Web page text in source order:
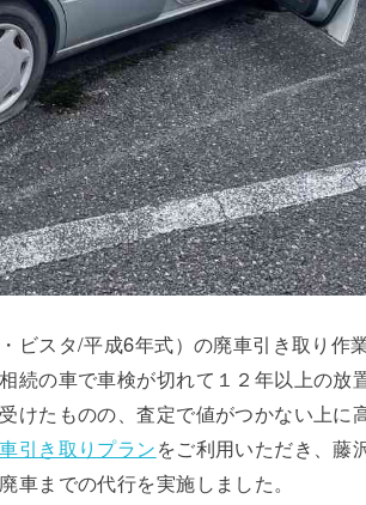
ビスタ/平成6年式）の廃車引き取り作
の車で車検が切れて１２年以上の放
けたものの、査定で値がつかない上に
引き取りプランをご利用いただき、藤
までの代行を実施しました。